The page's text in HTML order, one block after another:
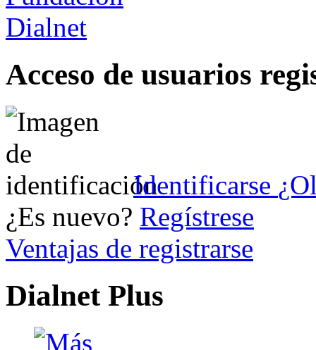
Acceso de usuarios
Identificarse
¿Es nuevo? Regístrese
Ventajas de registrarse
Dialnet Plus